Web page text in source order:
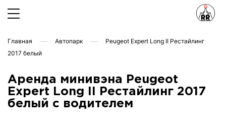
Главная Автопарк
Peugeot Expert Long II Рестайлинг
2017 белый
Аренда минивэна Peugeot
Expert Long II Рестайлинг 2017
белый с водителем